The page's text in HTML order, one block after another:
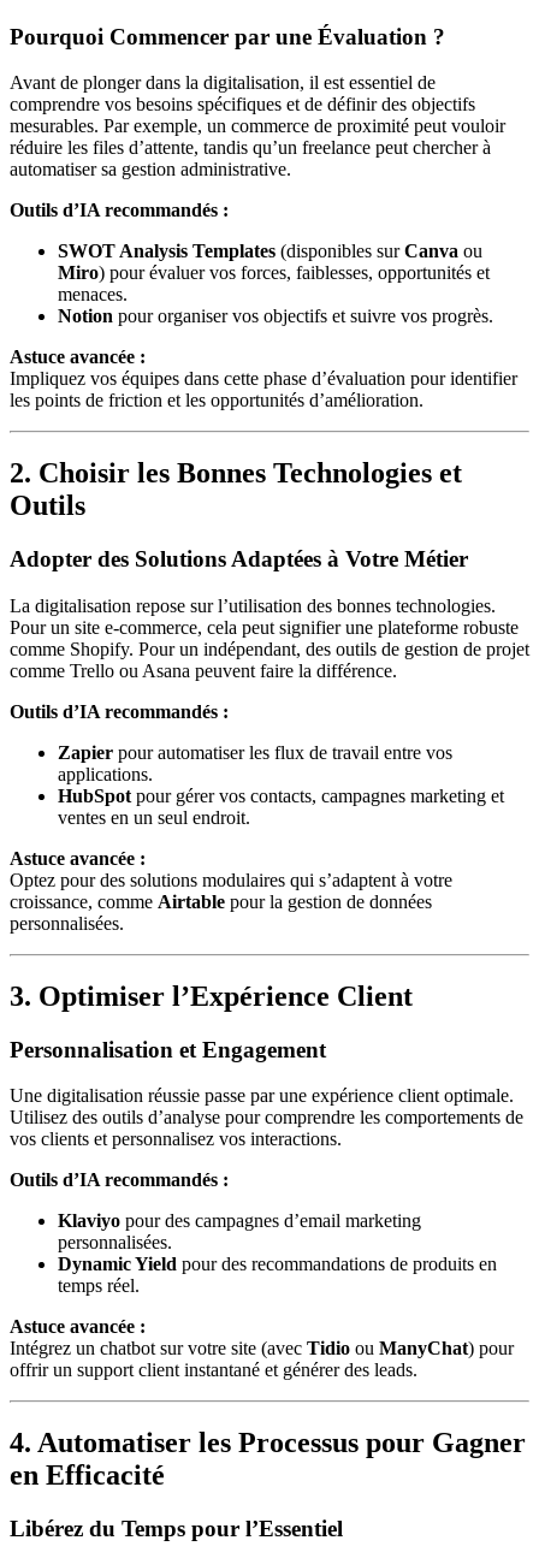
Pourquoi Commencer par une Évaluation ?
Avant de plonger dans la digitalisation, il est essentiel de
comprendre vos besoins spécifiques et de définir des objectifs
mesurables. Par exemple, un commerce de proximité peut vouloir
réduire les files d’attente, tandis qu’un freelance peut chercher à
automatiser sa gestion administrative.
Outils d’IA recommandés :
SWOT Analysis Templates (disponibles surCanva ou
Miro) pour évaluer vos forces, faiblesses, opportunités et
menaces.
Notion pour organiser vos objectifs et suivre vos progrès.
Astuce avancée :
Impliquez vos équipes dans cette phase d’évaluation pour identifier
les points de friction et les opportunités d’amélioration.
2. Choisir les Bonnes Technologies et
Outils
Adopter des Solutions Adaptées à Votre Métier
La digitalisation repose sur l’utilisation des bonnes technologies.
Pour un site e-commerce, cela peut signifier une plateforme robuste
comme Shopify. Pour un indépendant, des outils de gestion de projet
comme Trello ou Asana peuvent faire la différence.
Outils d’IA recommandés :
Zapier pour automatiser les flux de travail entre vos
applications.
HubSpot pour gérer vos contacts, campagnes marketing et
ventes en un seul endroit.
Astuce avancée :
Optez pour des solutions modulaires qui s’adaptent à votre
croissance, comme Airtable pour la gestion de données
personnalisées.
3. Optimiser l’Expérience Client
Personnalisation et Engagement
Une digitalisation réussie passe par une expérience client optimale.
Utilisez des outils d’analyse pour comprendre les comportements de
vos clients et personnalisez vos interactions.
Outils d’IA recommandés :
Klaviyo pour des campagnes d’email marketing
personnalisées.
Dynamic Yield pour des recommandations de produits en
temps réel.
Astuce avancée :
Intégrez un chatbot sur votre site (avec Tidio ou ManyChat) pour
offrir un support client instantané et générer des leads.
4. Automatiser les Processus pour Gagner
en Efficacité
Libérez du Temps pour l’Essentiel